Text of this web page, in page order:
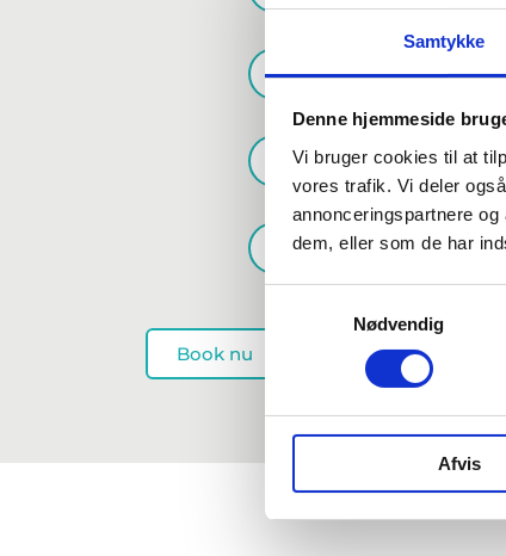
Samtykke
Denne hjemmeside
Vi bruger cookies til at
vores trafik. Vi deler
annonceringspartnere
dem, eller som de har
Nødvendig
Afvis
omkring dit
Vi udarbejder en
På den aftalte
fremstår
Når kontrakten
Book nu